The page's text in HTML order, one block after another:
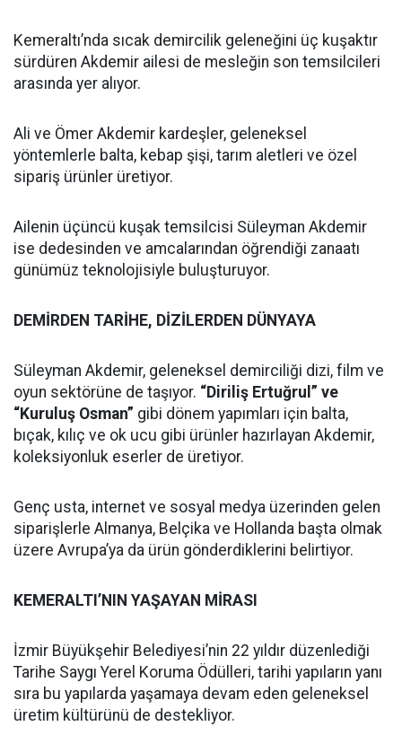
Kemeraltı’nda sıcak demircilik geleneğini üç kuşaktır
sürdüren Akdemir ailesi de mesleğin son temsilcileri
arasında yer alıyor.
Ali ve Ömer Akdemir kardeşler, geleneksel
yöntemlerle balta, kebap şişi, tarım aletleri ve özel
sipariş ürünler üretiyor.
Ailenin üçüncü kuşak temsilcisi Süleyman Akdemir
ise dedesinden ve amcalarından öğrendiği zanaatı
günümüz teknolojisiyle buluşturuyor.
DEMİRDEN TARİHE, DİZİLERDEN DÜNYAYA
Süleyman Akdemir, geleneksel demirciliği dizi, film ve
oyun sektörüne de taşıyor. “Diriliş Ertuğrul” ve
“Kuruluş Osman” gibi dönem yapımları için balta,
bıçak, kılıç ve ok ucu gibi ürünler hazırlayan Akdemir,
koleksiyonluk eserler de üretiyor.
Genç usta, internet ve sosyal medya üzerinden gelen
siparişlerle Almanya, Belçika ve Hollanda başta olmak
üzere Avrupa’ya da ürün gönderdiklerini belirtiyor.
KEMERALTI’NIN YAŞAYAN MİRASI
İzmir Büyükşehir Belediyesi’nin 22 yıldır düzenlediği
Tarihe Saygı Yerel Koruma Ödülleri, tarihi yapıların yanı
sıra bu yapılarda yaşamaya devam eden geleneksel
üretim kültürünü de destekliyor.